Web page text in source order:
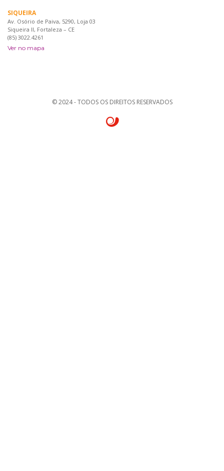
SIQUEIRA
Av. Osório de Paiva, 5290, Loja 03
Siqueira II, Fortaleza – CE
(85) 3022.4261
Ver no mapa
© 2024 - TODOS OS DIREITOS RESERVADOS